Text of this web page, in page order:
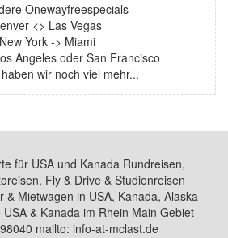
Onewayfreespecials
<> Las Vegas
New York -> Miami
Angeles oder San Francisco
wir noch viel mehr...
für USA und Kanada Rundreisen,
Fly & Drive & Studienreisen
& Mietwagen in USA, Kanada, Alaska
& Kanada im Rhein Main Gebiet
mailto: info-at-mclast.de